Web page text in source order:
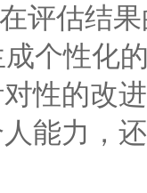
估结果
个性化
性的改
能力，